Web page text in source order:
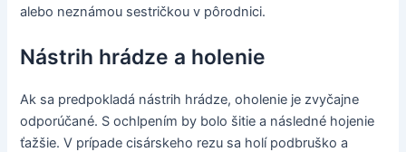
alebo neznámou sestričkou v pôrodnici.
Nástrih hrádze a holenie
Ak sa predpokladá nástrih hrádze, oholenie je zvyčajne
odporúčané. S ochlpením by bolo šitie a následné hojenie
ťažšie. V prípade cisárskeho rezu sa holí podbruško a